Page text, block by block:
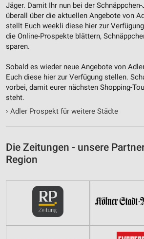
Jäger. Damit Ihr nun bei der
überall über die aktuellen Angebote von
stellt Euch weekli diese hier zur
die Online-Prospekte blättern,
sparen.
Sobald es wieder neue Angebote von
Euch diese hier zur Verfügung stellen.
vorbei, damit eurer nächsten Shopping-
steht.
› Adler Prospekt für weitere Städte
Die Zeitungen - unsere
Region